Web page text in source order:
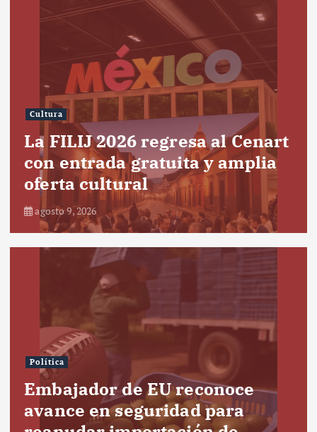
Cultura
La FILIJ 2026 regresa al Cenart
con entrada gratuita y amplia
oferta cultural
agosto 9, 2026
Política
Embajador de EU reconoce
avance en seguridad para